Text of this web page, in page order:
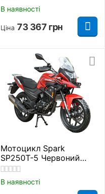
В наявності
Ціна 73 367 грн
Мотоцикл Spark
SP250T-5 Червоний
Дорожній
В наявності